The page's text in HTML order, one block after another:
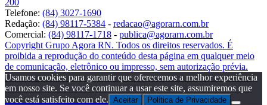
Telefone: (84) 3027-1690
Redação: (84) 98117-5384 - redacao@agorarn.com.br
Comercial: (84) 98117-1718 - publica@agorarn.com.br
Copyright Grupo Agora RN. Todos os direitos reservados. É
proibida a reprodução do conteúdo desta página em qualquer meio
de comunicação, eletrônico ou impresso, sem autorização prévia.
Usamos cookies para garantir que oferecemos a melhor experiência
em nosso site. Se você continuar a usar este site, assumiremos que
você está satisfeito com ele. Aceitar Politica de Privacidade